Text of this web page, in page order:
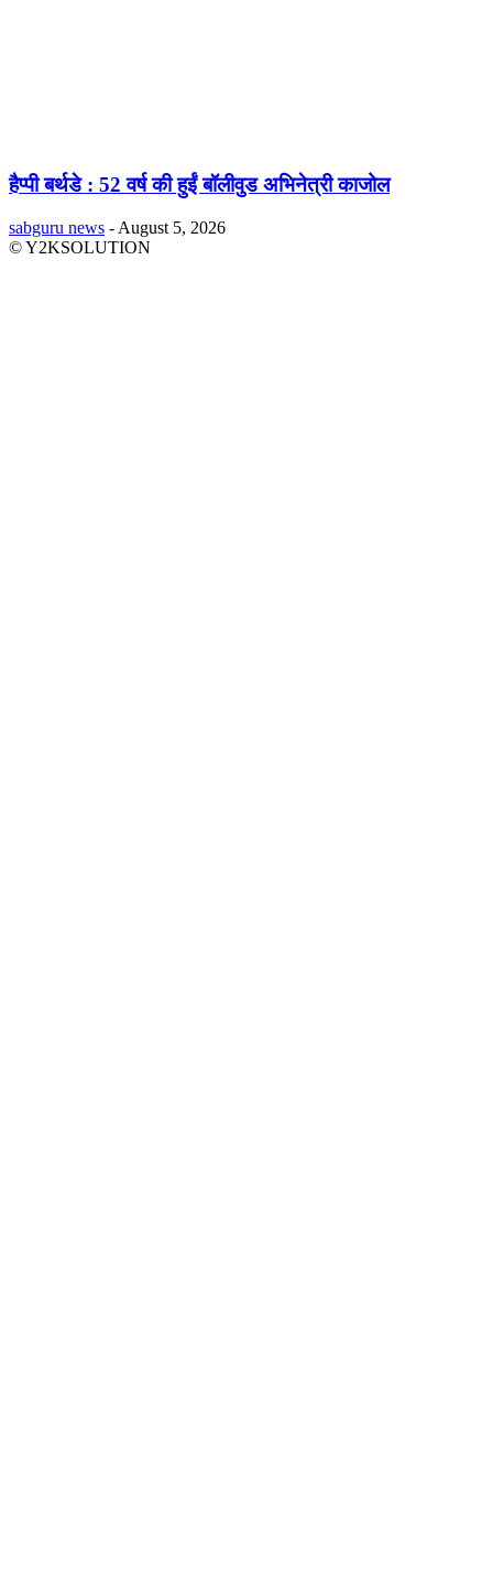
हैप्पी बर्थडे : 52 वर्ष की हुईं बॉलीवुड अभिनेत्री काजोल
sabguru news - August 5, 2026
© Y2KSOLUTION